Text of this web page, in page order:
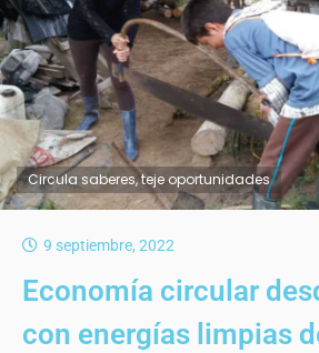
Circula saberes, teje oportunidades
9 septiembre, 2022
Economía circular
con energías limpias